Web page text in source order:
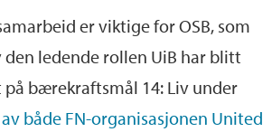
er viktige for OSB, som
den ledende rollen UiB har blitt
bærekraftsmål 14: Liv under
av både FN-organisasjonen United